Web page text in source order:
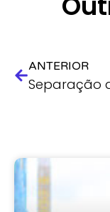
ANTERIOR